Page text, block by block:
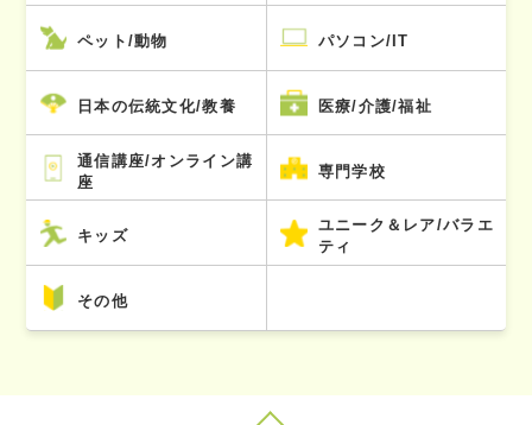
ペット/動物 パソコン/IT
日本の伝統文化/教養 医療/介護/福祉
通信講座/オンライン講
座
専門学校
キッズ
ユニーク＆レア/バラエ
ティ
その他